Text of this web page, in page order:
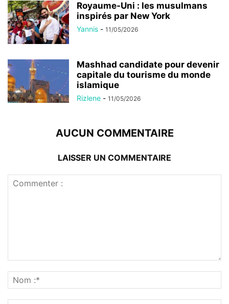
Royaume-Uni : les musulmans
inspirés par New York
Yannis - 11/05/2026
Mashhad candidate pour devenir
capitale du tourisme du monde
islamique
Rizlene - 11/05/2026
AUCUN COMMENTAIRE
LAISSER UN COMMENTAIRE